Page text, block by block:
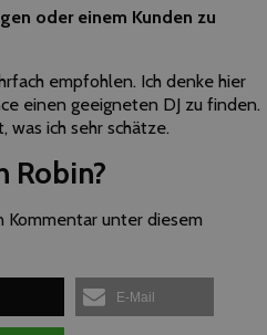
oder einem Kunden zu
empfohlen. Ich denke hier
einen geeigneten DJ zu finden.
was ich sehr schätze.
Robin?
Kommentar unter diesem
E-Mail